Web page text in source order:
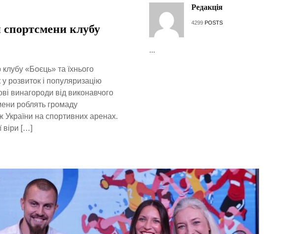
клубу
«Боєць» та їхнього
розвиток і популяризацію
винагороди від виконавчого
роблять громаду
України на спортивних аренах.
віри […]
Редакція
4299 POSTS
...